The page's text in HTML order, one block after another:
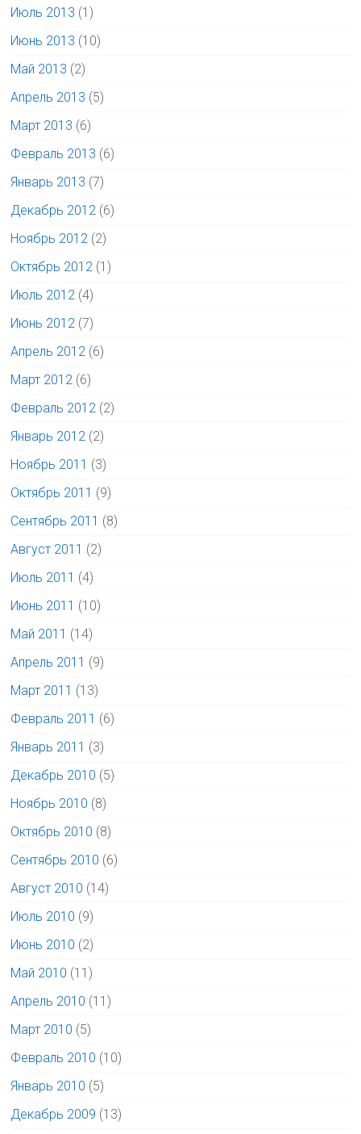
Июль 2013 (1)
Июнь 2013 (10)
Май 2013 (2)
Апрель 2013 (5)
Март 2013 (6)
Февраль 2013 (6)
Январь 2013 (7)
Декабрь 2012 (6)
Ноябрь 2012 (2)
Октябрь 2012 (1)
Июль 2012 (4)
Июнь 2012 (7)
Апрель 2012 (6)
Март 2012 (6)
Февраль 2012 (2)
Январь 2012 (2)
Ноябрь 2011 (3)
Октябрь 2011 (9)
Сентябрь 2011 (8)
Август 2011 (2)
Июль 2011 (4)
Июнь 2011 (10)
Май 2011 (14)
Апрель 2011 (9)
Март 2011 (13)
Февраль 2011 (6)
Январь 2011 (3)
Декабрь 2010 (5)
Ноябрь 2010 (8)
Октябрь 2010 (8)
Сентябрь 2010 (6)
Август 2010 (14)
Июль 2010 (9)
Июнь 2010 (2)
Май 2010 (11)
Апрель 2010 (11)
Март 2010 (5)
Февраль 2010 (10)
Январь 2010 (5)
Декабрь 2009 (13)